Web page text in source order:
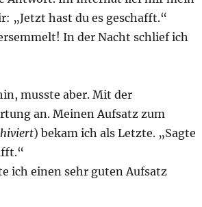
„Jetzt hast du es geschafft.“
In der Nacht schlief ich
musste aber. Mit der
an. Meinen Aufsatz zum
) bekam ich als Letzte. „Sagte
ich einen sehr guten Aufsatz